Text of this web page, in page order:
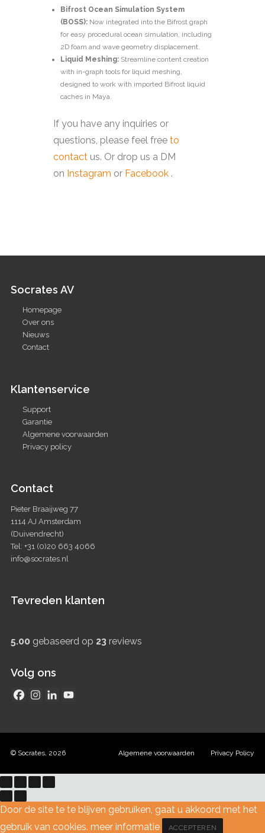
Bifrost Ocean Simulation System
(BOSS): Now integrated into the Bifrost graph
for easy procedural ocean simulation, including
2D foam and wave geometry displacement.
Liquid Meshing: Streamline content creation
with in-graph tools for liquid meshing,
designed to work with imported Bifrost liquid
caches in Maya.
If you have any inquiries or
questions, please feel free to
contact us. Or drop us a DM
on Instagram or Facebook .
Socrates AV
Homepage
Over ons
Nieuws
Contact
Klantenservice
Support
Garantie
Algemene voorwaarden
Privacy policy
Contact
Pieter Braaijweg 77
1114 AJ Amsterdam
(Duivendrecht)
Tel: +31 (0)20 663 4066
info@socrates.nl
Tevreden klanten
5.00 gebaseerd op 23 reviews
Volg ons
© Socrates, 2026 Algemene voorwaarden Privacy Policy
Door de site te te blijven gebruiken, gaat u akkoord met het
gebruik van cookies. meer informatie ACCEPTEREN